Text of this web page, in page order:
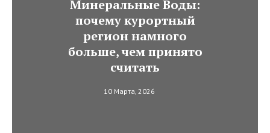
Минеральные Воды:
почему курортный
регион намного
больше, чем принято
считать
10 Марта, 2026